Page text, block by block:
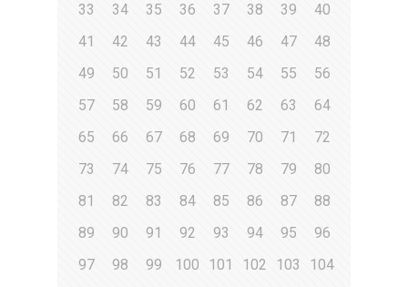
33
34 35 36 37 38 39
40
41
42 43 44 45 46 47
48
49
50 51 52 53 54 55
56
57
58 59 60 61 62 63
64
65
66 67 68 69 70 71
72
73
74 75 76 77 78 79
80
81
82 83 84 85 86 87
88
89
90 91 92 93 94 95
96
97
98 99 100 101 102 103
104